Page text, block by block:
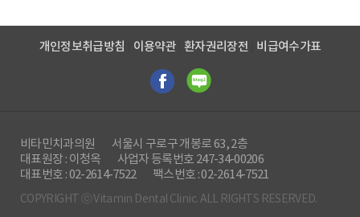
개인정보취급방침 이용약관 환자권리장전 비급여수가표
비타민치과의원
서울시 구로구 개봉로 63, 2층
대표원장 : 이청옥
사업자 등록번호 247-34-00206
대표번호 : 02-2614-7522
팩스번호 : 02-2614-7521
COPYRIGHT ⓒ Vitamin Dental Clinic. ALL RIGHTS RESERVED.